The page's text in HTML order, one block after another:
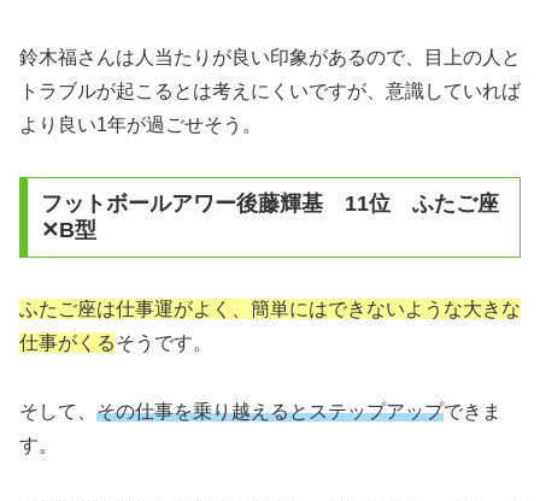
鈴木福さんは人当たりが良い印象があるので、目上の人と
トラブルが起こるとは考えにくいですが、意識していれば
より良い1年が過ごせそう。
フットボールアワー後藤輝基 11位 ふたご座
✕B型
ふたご座は仕事運がよく、簡単にはできないような大きな
仕事がくるそうです。
そして、 その仕事を乗り越えるとステップアップできま
す。